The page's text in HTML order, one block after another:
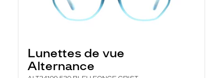
Lunettes de vue
Alternance